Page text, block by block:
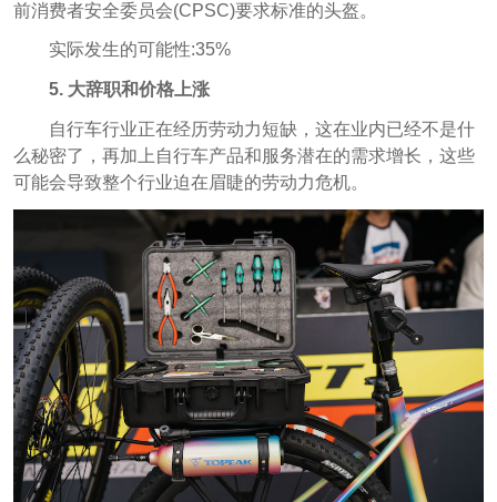
前消费者安全委员会(CPSC)要求标准的头盔。
实际发生的可能性:35%
5. 大辞职和价格上涨
自行车行业正在经历劳动力短缺，这在业内已经不是什
么秘密了，再加上自行车产品和服务潜在的需求增长，这些
可能会导致整个行业迫在眉睫的劳动力危机。